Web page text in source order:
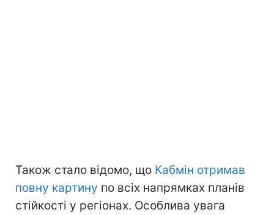
Також стало відомо, що Кабмін отримав
повну картину по всіх напрямках планів
стійкості у регіонах. Особлива увага